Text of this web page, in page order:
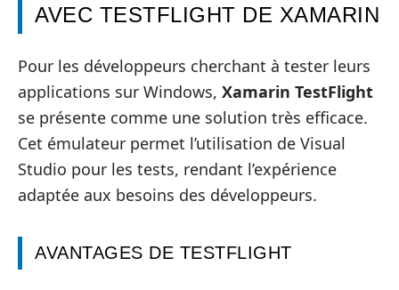
AVEC TESTFLIGHT DE XAMARIN
Pour les développeurs cherchant à tester leurs
applications sur Windows, Xamarin TestFlight
se présente comme une solution très efficace.
Cet émulateur permet l’utilisation de Visual
Studio pour les tests, rendant l’expérience
adaptée aux besoins des développeurs.
AVANTAGES DE TESTFLIGHT